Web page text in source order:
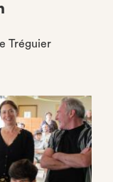
Tréguier